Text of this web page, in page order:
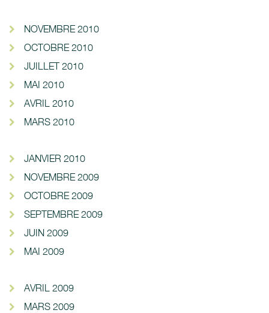
NOVEMBRE 2010
OCTOBRE 2010
JUILLET 2010
MAI 2010
AVRIL 2010
MARS 2010
JANVIER 2010
NOVEMBRE 2009
OCTOBRE 2009
SEPTEMBRE 2009
JUIN 2009
MAI 2009
AVRIL 2009
MARS 2009